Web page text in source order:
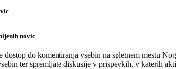
novic
dostop do komentiranja vsebin na spletnem mestu
ter spremljate diskusije v prispevkih, v katerih